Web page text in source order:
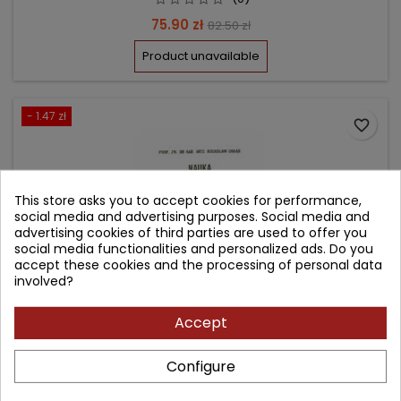
Price
75.90 zł Regular
price
82.50 zł
Product unavailable
- 1.47 zł
NAUKA O BUDOWIE POŁĄCZEŃ KOŚCI I WIĘZADEŁ
favorite_border
This store asks you to accept cookies for performance,
social media and advertising purposes. Social media and
advertising cookies of third parties are used to offer you
social media functionalities and personalized ads. Do you
accept these cookies and the processing of personal data
involved?
Accept
Configure